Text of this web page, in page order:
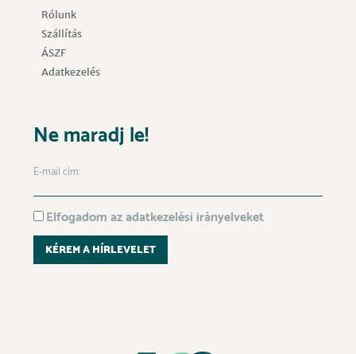
Rólunk
Szállítás
ÁSZF
Adatkezelés
Ne maradj le!
E-mail cím:
Elfogadom az adatkezelési irányelveket
KÉREM A HÍRLEVELET